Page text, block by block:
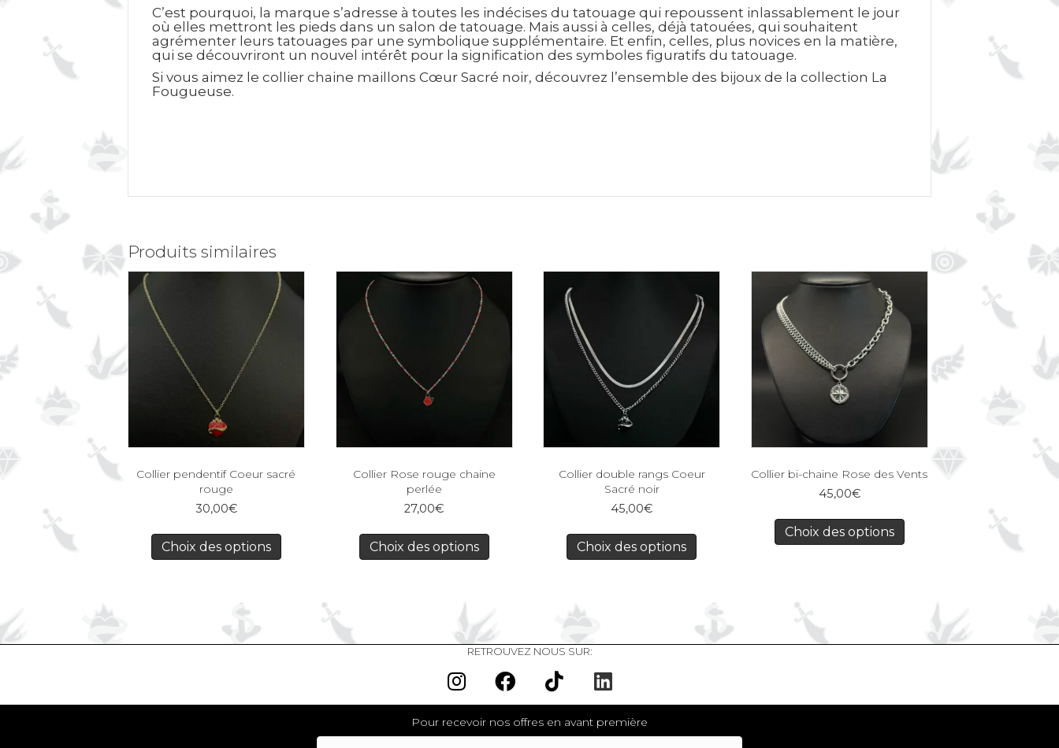
C’est pourquoi, la marque s’adresse à toutes les indécises du tatouage qui repoussent inlassablement le jour
où elles mettront les pieds dans un salon de tatouage. Mais aussi à celles, déjà tatouées, qui souhaitent
agrémenter leurs tatouages par une symbolique supplémentaire. Et enfin, celles, plus novices en la matière,
qui se découvriront un nouvel intérêt pour la signification des symboles figuratifs du tatouage.
Si vous aimez le collier chaine maillons Cœur Sacré noir, découvrez l’ensemble des bijoux de la collection La
Fougueuse.
Produits similaires
Collier pendentif Coeur sacré
rouge
30,00€
Choix des options
Collier Rose rouge chaine
perlée
27,00€
Choix des options
Collier double rangs Coeur
Sacré noir
45,00€
Choix des options
Collier bi-chaine Rose des Vents
45,00€
Choix des options
RETROUVEZ NOUS SUR:
Pour recevoir nos offres en avant première